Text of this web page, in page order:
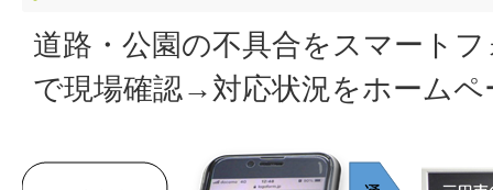
道路・公園の不具合をスマート
で現場確認→対応状況をホームペ